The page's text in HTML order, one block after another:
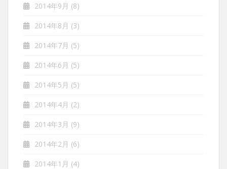
2014年9月 (8)
2014年8月 (3)
2014年7月 (5)
2014年6月 (5)
2014年5月 (5)
2014年4月 (2)
2014年3月 (9)
2014年2月 (6)
2014年1月 (4)